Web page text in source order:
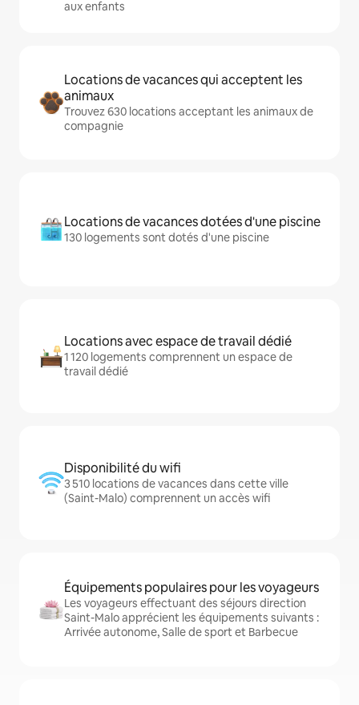
aux enfants
Locations de vacances qui acceptent les
animaux
Trouvez 630 locations acceptant les animaux de
compagnie
Locations de vacances dotées d'une piscine
130 logements sont dotés d'une piscine
Locations avec espace de travail dédié
1 120 logements comprennent un espace de
travail dédié
Disponibilité du wifi
3 510 locations de vacances dans cette ville
(Saint-Malo) comprennent un accès wifi
Équipements populaires pour les voyageurs
Les voyageurs effectuant des séjours direction
Saint-Malo apprécient les équipements suivants :
Arrivée autonome, Salle de sport et Barbecue